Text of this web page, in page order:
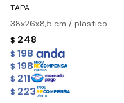
TAPA
38x26x8,5 cm / plastico
$ 248
$ 198
$ 198
$ 211
$ 223